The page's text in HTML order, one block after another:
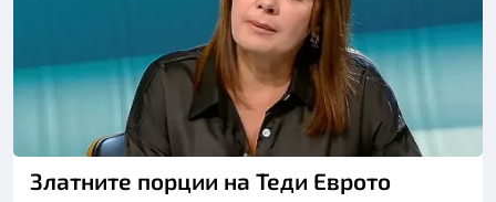
Златните порции на Теди Еврото